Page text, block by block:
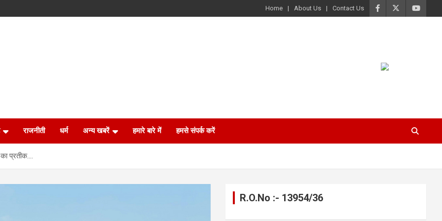
Home About Us Contact Us
राजनीती धर्म अन्य खबरें हमारे बारे में हमसे संपर्क करें
का प्रतीक….
R.O.No :- 13954/36